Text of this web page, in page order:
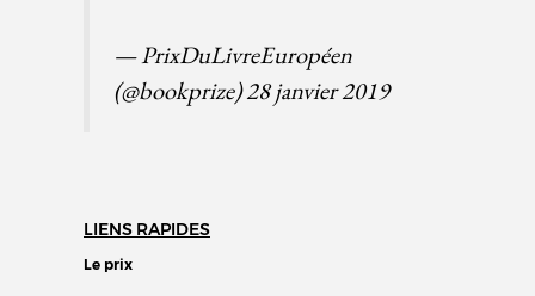
— PrixDuLivreEuropéen
(@bookprize)28 janvier 2019
LIENS RAPIDES
Le prix